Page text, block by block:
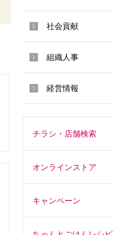
社会貢献
組織人事
経営情報
チラシ・店舗検索
オンラインストア
キャンペーン